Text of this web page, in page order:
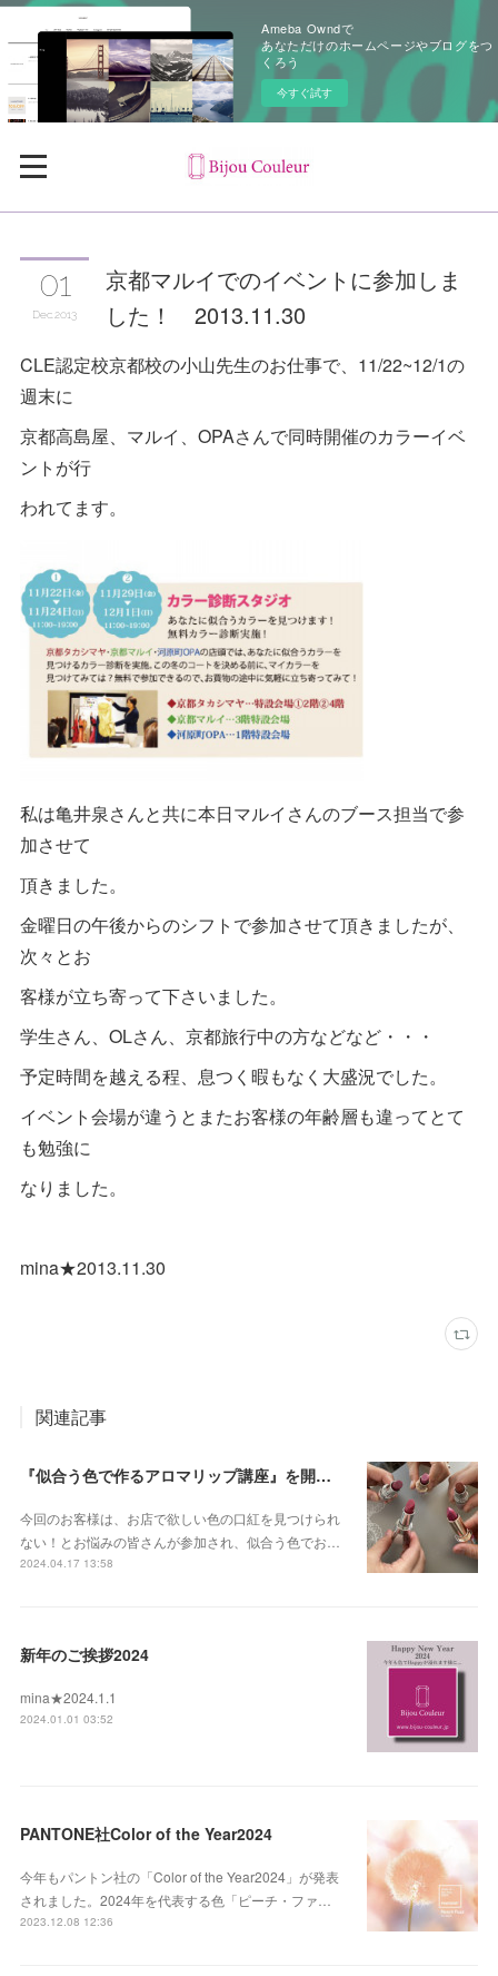
Ameba Owndで
あなただけのホームページやブログをつ
くろう
今すぐ試す
01
Dec 2013
京都マルイでのイベントに参加しま
した！ 2013.11.30
CLE認定校京都校の小山先生のお仕事で、11/22~12/1の
週末に
京都高島屋、マルイ、OPAさんで同時開催のカラーイベ
ントが行
われてます。
私は亀井泉さんと共に本日マルイさんのブース担当で参
加させて
頂きました。
金曜日の午後からのシフトで参加させて頂きましたが、
次々とお
客様が立ち寄って下さいました。
学生さん、OLさん、京都旅行中の方などなど・・・
予定時間を越える程、息つく暇もなく大盛況でした。
イベント会場が違うとまたお客様の年齢層も違ってとて
も勉強に
なりました。
mina★2013.11.30
関連記事
『似合う色で作るアロマリップ講座』を開催しました2024.4
今回のお客様は、お店で欲しい色の口紅を見つけられ
ない！とお悩みの皆さんが参加され、似合う色でお…
2024.04.17 13:58
新年のご挨拶2024
mina★2024.1.1
2024.01.01 03:52
PANTONE社Color of the Year2024
今年もパントン社の「Color of the Year2024」が発表
されました。2024年を代表する色「ピーチ・ファ…
2023.12.08 12:36